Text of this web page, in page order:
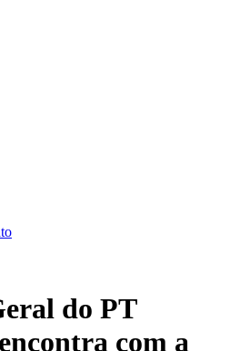
do PT
com a